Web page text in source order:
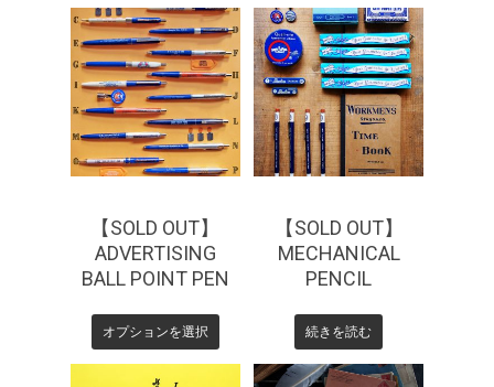
¥165 ¥770
【SOLD OUT】
ADVERTISING
BALL POINT PEN
オプションを選択
¥1,980
【SOLD OUT】
MECHANICAL
PENCIL
続きを読む